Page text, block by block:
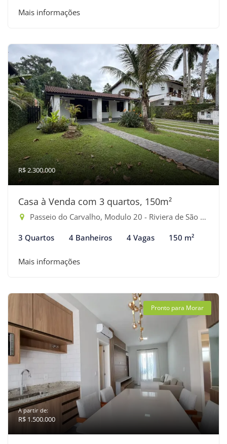
Mais informações
R$ 2.300.000
Casa à Venda com 3 quartos, 150m²
Passeio do Carvalho, Modulo 20 - Riviera de São Lourenço, Bertioga-SP
3 Quartos 4 Banheiros 4 Vagas 150 m²
Mais informações
Pronto para Morar
A partir de:
R$ 1.500.000